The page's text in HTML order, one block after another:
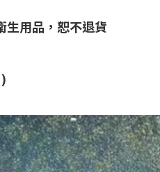
用品，恕不退貨